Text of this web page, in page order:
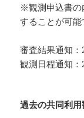
※観測申込書の
することが可能
審査結果通知：
観測日程通知：
過去の共同利